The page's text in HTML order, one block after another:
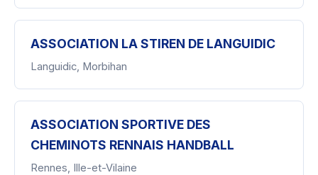
ASSOCIATION LA STIREN DE LANGUIDIC
Languidic, Morbihan
ASSOCIATION SPORTIVE DES
CHEMINOTS RENNAIS HANDBALL
Rennes, Ille-et-Vilaine